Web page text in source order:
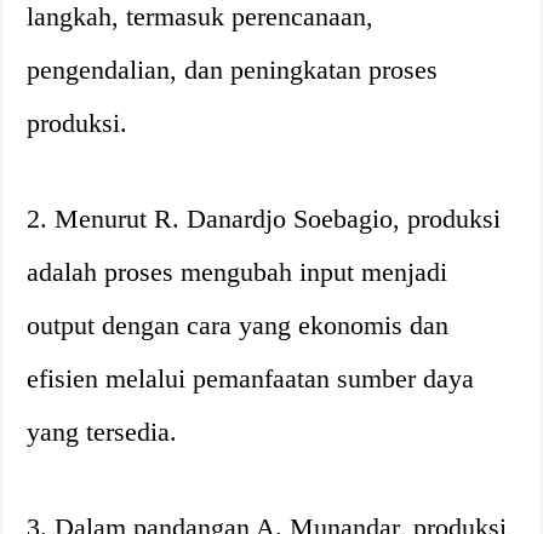
langkah, termasuk perencanaan,
pengendalian, dan peningkatan proses
produksi.
2. Menurut R. Danardjo Soebagio, produksi
adalah proses mengubah input menjadi
output dengan cara yang ekonomis dan
efisien melalui pemanfaatan sumber daya
yang tersedia.
3. Dalam pandangan A. Munandar, produksi